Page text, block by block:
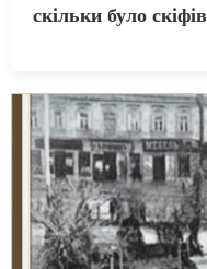
скільки було скіфів